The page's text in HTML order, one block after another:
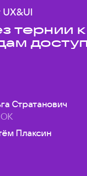
тернии к
Стратанович
ОК
Плаксин